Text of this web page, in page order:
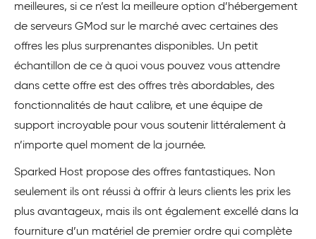
meilleures, si ce n’est la meilleure option d’hébergement
de serveurs GMod sur le marché avec certaines des
offres les plus surprenantes disponibles. Un petit
échantillon de ce à quoi vous pouvez vous attendre
dans cette offre est des offres très abordables, des
fonctionnalités de haut calibre, et une équipe de
support incroyable pour vous soutenir littéralement à
n’importe quel moment de la journée.
Sparked Host propose des offres fantastiques. Non
seulement ils ont réussi à offrir à leurs clients les prix les
plus avantageux, mais ils ont également excellé dans la
fourniture d’un matériel de premier ordre qui complète